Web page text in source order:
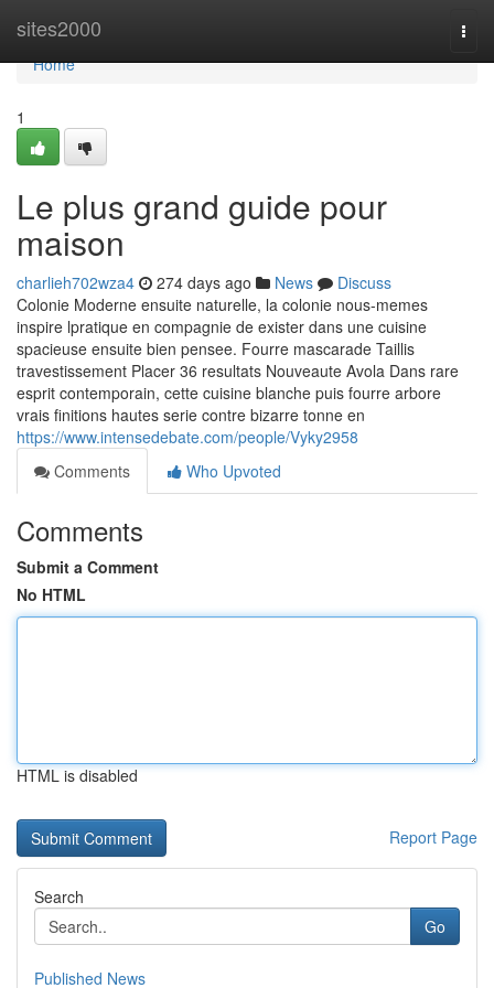
sites2000
Home
Home
1
Le plus grand guide pour
maison
charlieh702wza4 274 days ago News
Discuss
Colonie Moderne ensuite naturelle, la colonie nous-memes
inspire lpratique en compagnie de exister dans une cuisine
spacieuse ensuite bien pensee. Fourre mascarade Taillis
travestissement Placer 36 resultats Nouveaute Avola Dans rare
esprit contemporain, cette cuisine blanche puis fourre arbore
vrais finitions hautes serie contre bizarre tonne en
https://www.intensedebate.com/people/Vyky2958
Comments
Who Upvoted
Comments
Submit a Comment
No HTML
HTML is disabled
Report Page
Search
Go
Published News